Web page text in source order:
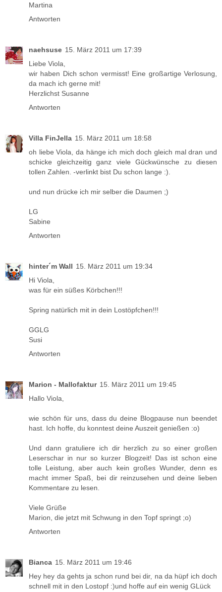
Martina
Antworten
naehsuse 15. März 2011 um 17:39
Liebe Viola,
wir haben Dich schon vermisst! Eine großartige Verlosung,
da mach ich gerne mit!
Herzlichst Susanne
Antworten
Villa FinJella 15. März 2011 um 18:58
oh liebe Viola, da hänge ich mich doch gleich mal dran und
schicke gleichzeitig ganz viele Gückwünsche zu diesen
tollen Zahlen. -verlinkt bist Du schon lange :).
und nun drücke ich mir selber die Daumen ;)
LG
Sabine
Antworten
hinter´m Wall 15. März 2011 um 19:34
Hi Viola,
was für ein süßes Körbchen!!!
Spring natürlich mit in dein Lostöpfchen!!!
GGLG
Susi
Antworten
Marion - Mallofaktur 15. März 2011 um 19:45
Hallo Viola,
wie schön für uns, dass du deine Blogpause nun beendet
hast. Ich hoffe, du konntest deine Auszeit genießen :o)
Und dann gratuliere ich dir herzlich zu so einer großen
Leserschar in nur so kurzer Blogzeit! Das ist schon eine
tolle Leistung, aber auch kein großes Wunder, denn es
macht immer Spaß, bei dir reinzusehen und deine lieben
Kommentare zu lesen.
Viele Grüße
Marion, die jetzt mit Schwung in den Topf springt ;o)
Antworten
Bianca 15. März 2011 um 19:46
Hey hey da gehts ja schon rund bei dir, na da hüpf ich doch
schnell mit in den Lostopf :)und hoffe auf ein wenig GLück